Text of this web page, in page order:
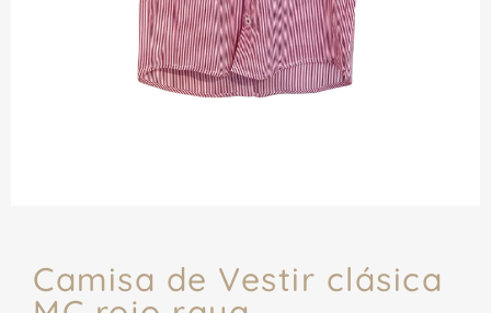
Camisa de Vestir clásica